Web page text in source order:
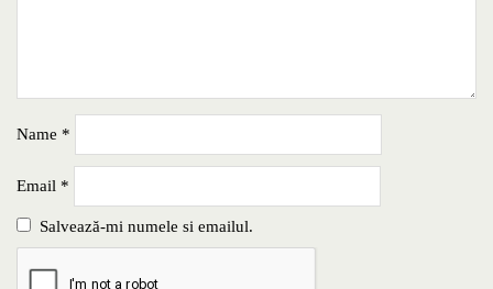
Name *
Email *
Salvează-mi numele si emailul.